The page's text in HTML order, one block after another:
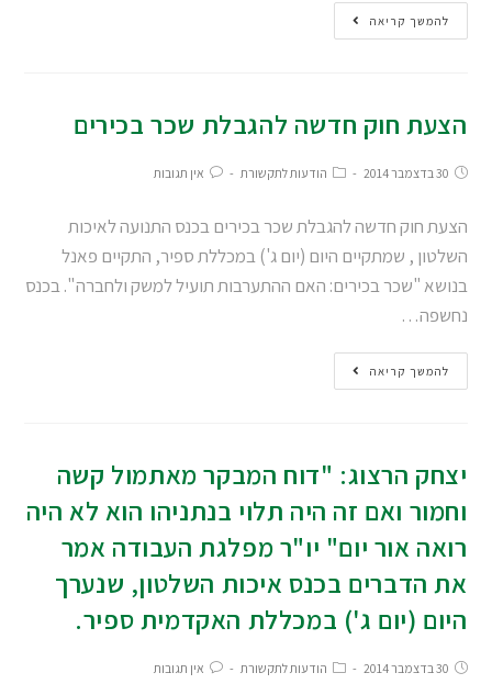
להמשך קריאה
הצעת חוק חדשה להגבלת שכר בכירים
30 בדצמבר 2014 הודעות לתקשורת אין תגובות
הצעת חוק חדשה להגבלת שכר בכירים בכנס התנועה לאיכות
השלטון , שמתקיים היום (יום ג') במכללת ספיר, התקיים פאנל
בנושא "שכר בכירים: האם ההתערבות תועיל למשק ולחברה ". בכנס
נחשפה…
להמשך קריאה
יצחק הרצוג: "דוח המבקר מאתמול קשה
וחמור ואם זה היה תלוי בנתניהו הוא לא היה
רואה אור יום" יו"ר מפלגת העבודה אמר
את הדברים בכנס איכות השלטון, שנערך
היום (יום ג') במכללת האקדמית ספיר.
30 בדצמבר 2014 הודעות לתקשורת אין תגובות